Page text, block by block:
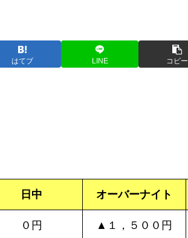
はてブ LINE コピー
日中 オーバーナイト
０円 ▲１，５００円